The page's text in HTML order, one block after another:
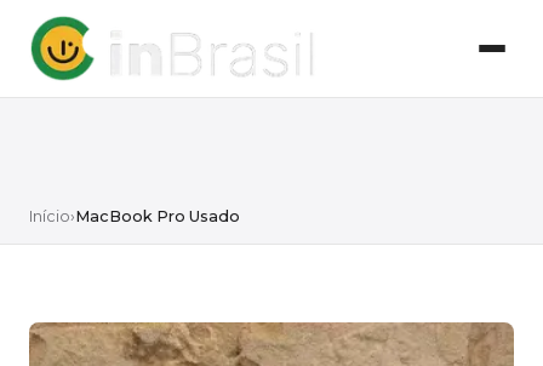
Início›MacBook Pro Usado